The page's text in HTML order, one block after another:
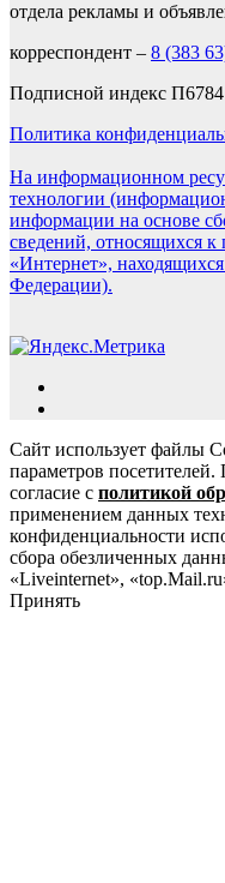
отдела рекламы и
корреспондент – 8 (383
Подписной индекс П6784
Политика
На информационном
технологии
информации на основе
сведений, относящихся к
«Интернет»,
Федерации).
Сайт использует файлы
параметров
согласие с политикой
применением данных
конфиденциальности
сбора обезличенных
«Liveinternet»,
Принять